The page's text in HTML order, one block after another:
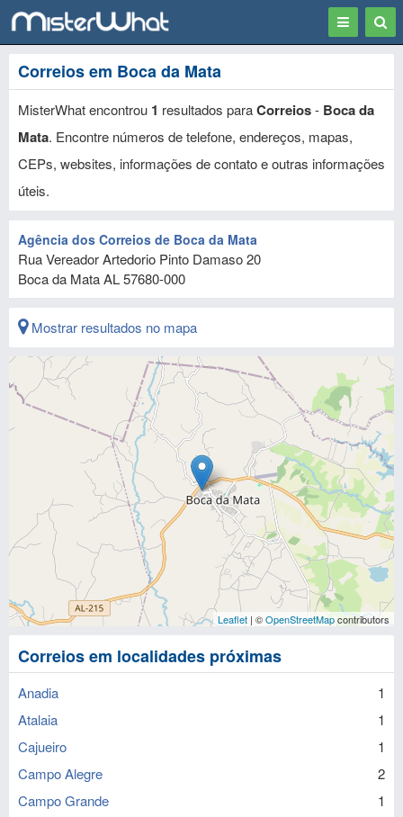
Toggle
Correios em Boca da Mata
MisterWhat encontrou 1 resultados paraCorreios- Boca da
Mata. Encontre números de telefone, endereços, mapas,
CEPs, websites, informações de contato e outras informações
úteis.
Agência dos Correios de Boca da Mata
Rua Vereador Artedorio Pinto Damaso 20
Boca da MataAL57680-000
Mostrar resultados no mapa
Leaflet | ©OpenStreetMapcontributors
Correios em localidades próximas
Anadia
1
Atalaia
1
Cajueiro
1
Campo Alegre
2
Campo Grande
1